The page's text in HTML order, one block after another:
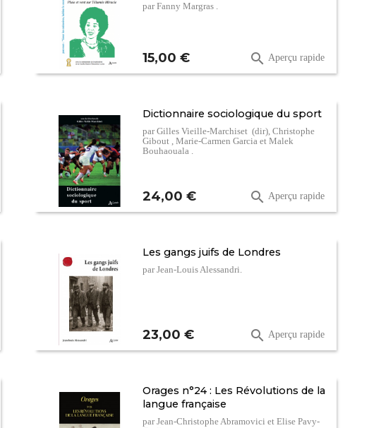
par Fanny Margras .
Prix
15,00 €  Aperçu rapide
Dictionnaire sociologique du sport
par Gilles Vieille-Marchiset (dir), Christophe
Gibout , Marie-Carmen Garcia et Malek
Bouhaouala .
Prix
24,00 €  Aperçu rapide
Les gangs juifs de Londres
par Jean-Louis Alessandri.
Prix
23,00 €  Aperçu rapide
Orages n°24 : Les Révolutions de la
langue française
par Jean-Christophe Abramovici et Elise Pavy-